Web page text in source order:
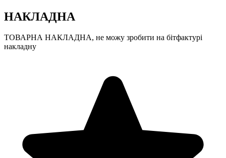
НАКЛАДНА
ТОВАРНА НАКЛАДНА, не можу зробити на бітфактурі
накладну